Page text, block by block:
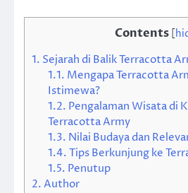
Contents [
1. Sejarah di Balik Terracotta
1.1. Mengapa Terracotta
Istimewa?
1.2. Pengalaman Wisata di
Terracotta Army
1.3. Nilai Budaya dan
1.4.Tips Berkunjung ke
1.5. Penutup
2.Author